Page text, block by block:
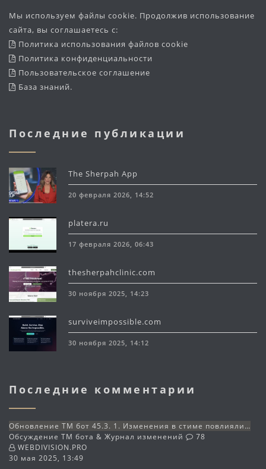
Мы используем файлы cookie. Продолжив использование
сайта, вы соглашаетесь с:
Политика использования файлов cookie
Политика конфиденциальности
Пользовательское соглашение
База знаний.
Последние публикации
The Sherpah App
20 февраля 2026, 14:52
platera.ru
17 февраля 2026, 06:43
thesherpahclinic.com
30 ноября 2025, 14:23
surviveimpossible.com
30 ноября 2025, 14:12
Последние комментарии
Обновление TM бот 45.3. 1. Изменения в стиме повлияли…
Обсуждение TM бота & Журнал изменений
78
WEBDIVISION.PRO
30 мая 2025, 13:49